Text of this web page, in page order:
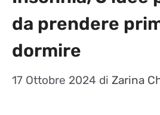
da prendere
dormire
17 Ottobre 2024 di Zarina